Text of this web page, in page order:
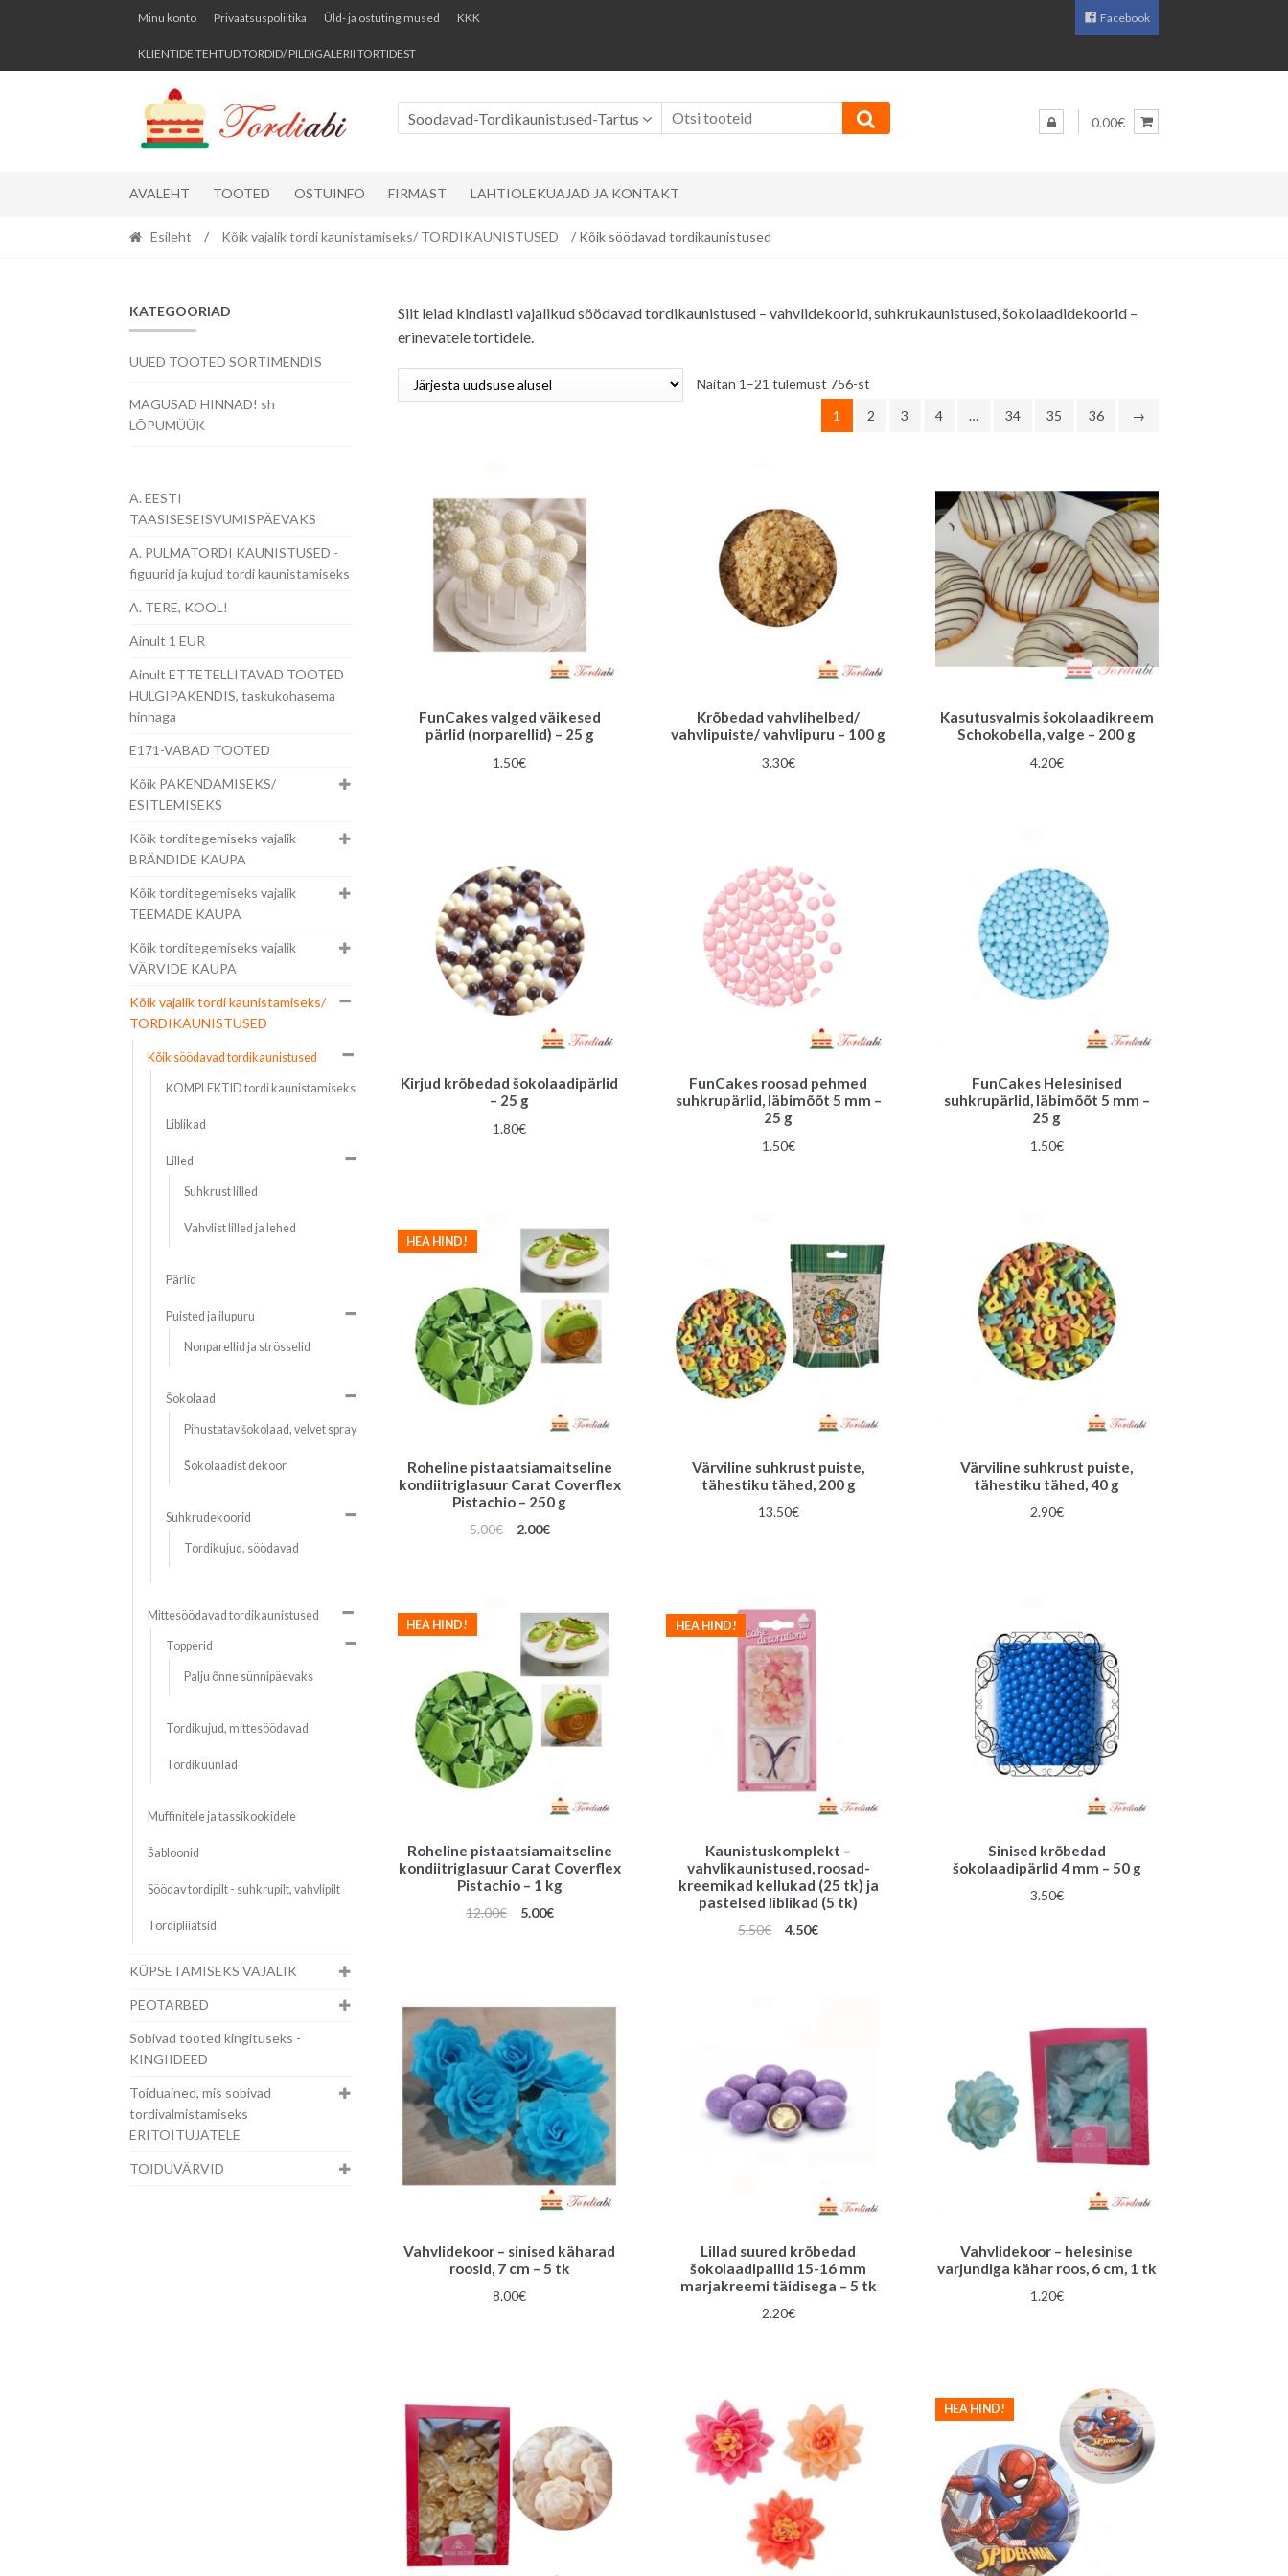
Skip
navigation
Skip
content
Minu konto Privaatsuspoliitika Üld- ja ostutingimused KKK
KLIENTIDE TEHTUD TORDID/ PILDIGALERII TORTIDEST
Facebook
Soodavad-Tordikaunistused-Tartus 0.00€
AVALEHT TOOTED OSTUINFO FIRMAST LAHTIOLEKUAJAD JA KONTAKT
Esileht / Kõik vajalik tordi kaunistamiseks/ TORDIKAUNISTUSED / Kõik söödavad tordikaunistused
Siit leiad kindlasti vajalikud söödavad tordikaunistused – vahvlidekoorid, suhkrukaunistused, šokolaadidekoorid –
erinevatele tortidele.
Näitan 1–21 tulemust 756-st
järgi
1 2 3 4 … 34 35 36 →
FunCakes valged väikesed
pärlid (norparellid) – 25 g
1.50€
Krõbedad vahvlihelbed/
vahvlipuiste/ vahvlipuru – 100 g
3.30€
Kasutusvalmis šokolaadikreem
Schokobella, valge – 200 g
4.20€
Kirjud krõbedad šokolaadipärlid
– 25 g
1.80€
FunCakes roosad pehmed
suhkrupärlid, läbimõõt 5 mm –
25 g
1.50€
FunCakes Helesinised
suhkrupärlid, läbimõõt 5 mm –
25 g
1.50€
Roheline pistaatsiamaitseline
kondiitriglasuur Carat Coverflex
Pistachio – 250 g
HEA HIND!
5.00€
Algne
2.00€Praegune
Värviline suhkrust puiste,
tähestiku tähed, 200 g
13.50€
Värviline suhkrust puiste,
tähestiku tähed, 40 g
2.90€
Roheline pistaatsiamaitseline
kondiitriglasuur Carat Coverflex
Pistachio – 1 kg
HEA HIND!
12.00€
Algne
5.00€Praegune
Kaunistuskomplekt –
vahvlikaunistused, roosad-
kreemikad kellukad (25 tk) ja
pastelsed liblikad (5 tk)
HEA HIND!
5.50€
Algne
4.50€Praegune
Sinised krõbedad
šokolaadipärlid 4 mm – 50 g
3.50€
Vahvlidekoor – sinised käharad
roosid, 7 cm – 5 tk
8.00€
Lillad suured krõbedad
šokolaadipallid 15-16 mm
marjakreemi täidisega – 5 tk
2.20€
Vahvlidekoor – helesinise
varjundiga kähar roos, 6 cm, 1 tk
1.20€
HEA HIND!
KATEGOORIAD
UUED TOOTED SORTIMENDIS
MAGUSAD HINNAD! sh
LÕPUMÜÜK
A. EESTI
TAASISESEISVUMISPÄEVAKS
A. PULMATORDI KAUNISTUSED -
figuurid ja kujud tordi kaunistamiseks
A. TERE, KOOL!
Ainult 1 EUR
Ainult ETTETELLITAVAD TOOTED
HULGIPAKENDIS, taskukohasema
hinnaga
E171-VABAD TOOTED
Kõik PAKENDAMISEKS/
ESITLEMISEKS
Kõik torditegemiseks vajalik
BRÄNDIDE KAUPA
Kõik torditegemiseks vajalik
TEEMADE KAUPA
Kõik torditegemiseks vajalik
VÄRVIDE KAUPA
Kõik vajalik tordi kaunistamiseks/
TORDIKAUNISTUSED
Kõik söödavad tordikaunistused
KOMPLEKTID tordi kaunistamiseks
Liblikad
Lilled
Suhkrust lilled
Vahvlist lilled ja lehed
Pärlid
Puisted ja ilupuru
Nonparellid ja strösselid
Šokolaad
Pihustatav šokolaad, velvet spray
Šokolaadist dekoor
Suhkrudekoorid
Tordikujud, söödavad
Mittesöödavad tordikaunistused
Topperid
Palju õnne sünnipäevaks
Tordikujud, mittesöödavad
Tordiküünlad
Muffinitele ja tassikookidele
Šabloonid
Söödav tordipilt - suhkrupilt, vahvlipilt
Tordipliiatsid
KÜPSETAMISEKS VAJALIK
PEOTARBED
Sobivad tooted kingituseks -
KINGIIDEED
Toiduained, mis sobivad
tordivalmistamiseks
ERITOITUJATELE
TOIDUVÄRVID